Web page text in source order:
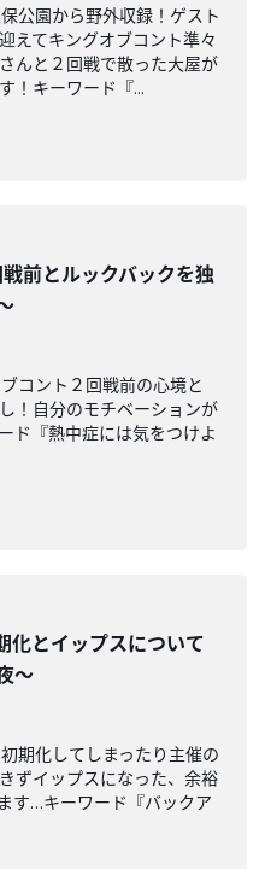
公園から野外収録！ゲスト
えてキングオブコント準々
んと２回戦で散った大屋が
！キーワード『...
前とルックバックを独
コント２回戦前の心境と
！自分のモチベーションが
ド『熱中症には気をつけよ
化とイップスについて
〜
期化してしまったり主催の
ずイップスになった、余裕
す…キーワード『バックア